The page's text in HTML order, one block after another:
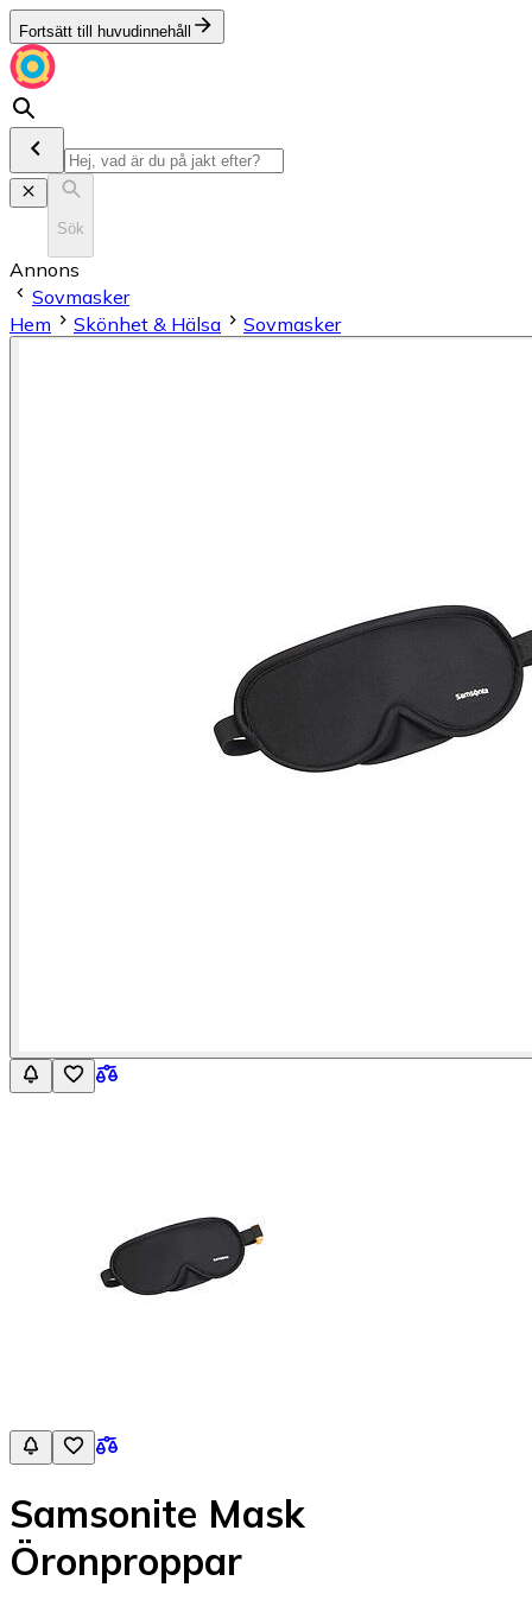
Fortsätt till huvudinnehåll
Sök
Annons
Sovmasker
Hem
Skönhet & Hälsa Sovmasker
Samsonite Mask
Öronproppar